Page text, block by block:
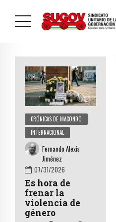
CRÓNICAS DE MACONDO
INTERNACIONAL
Fernando Alexis
Jiménez
07/31/2026
Es hora de
frenar la
violencia de
género